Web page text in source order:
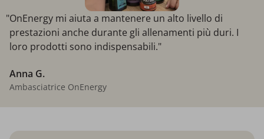
"OnEnergy mi aiuta a mantenere un alto livello di
prestazioni anche durante gli allenamenti più duri. I
loro prodotti sono indispensabili."
Anna G.
Ambasciatrice OnEnergy